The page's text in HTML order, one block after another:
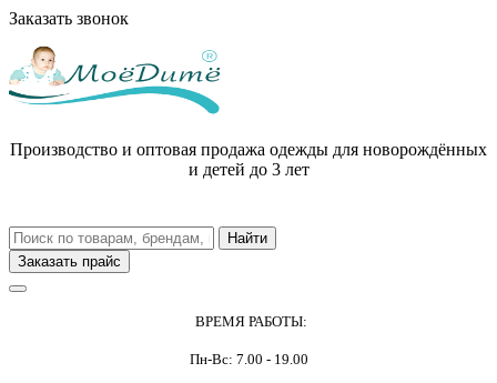
Заказать звонок
Производство и оптовая продажа одежды для новорождённых
и детей до 3 лет
Заказать прайс
ВРЕМЯ РАБОТЫ:
Пн-Вс: 7.00 - 19.00